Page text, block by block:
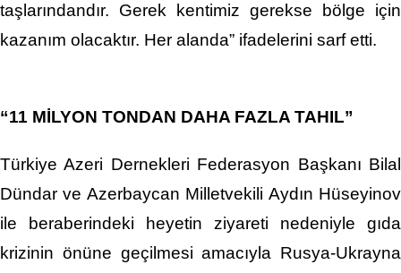
taşlarındandır. Gerek kentimiz gerekse bölge için
kazanım olacaktır. Her alanda” ifadelerini sarf etti.
“11 MİLYON TONDAN DAHA FAZLA TAHIL”
Türkiye Azeri Dernekleri Federasyon Başkanı Bilal
Dündar ve Azerbaycan Milletvekili Aydın Hüseyinov
ile beraberindeki heyetin ziyareti nedeniyle gıda
krizinin önüne geçilmesi amacıyla Rusya-Ukrayna